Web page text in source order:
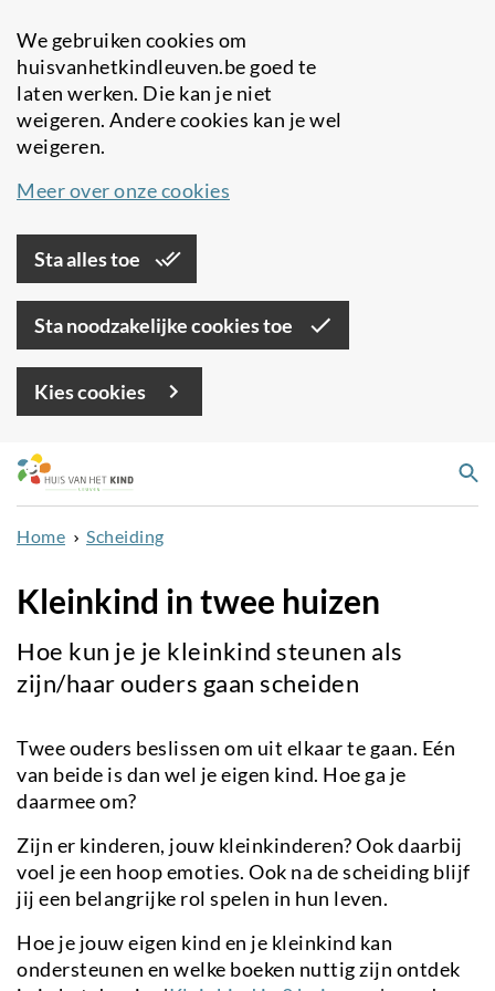
We gebruiken cookies om
huisvanhetkindleuven.be goed te
laten werken. Die kan je niet
weigeren. Andere cookies kan je wel
weigeren.
Meer over onze cookies
Sta alles toe
Sta noodzakelijke cookies toe
Kies cookies
Overslaan
en
naar
de
gaan
Home Scheiding
Kleinkind in twee huizen
Hoe kun je je kleinkind steunen als
zijn/haar ouders gaan scheiden
Twee ouders beslissen om uit elkaar te gaan. Eén
van beide is dan wel je eigen kind. Hoe ga je
daarmee om?
Zijn er kinderen, jouw kleinkinderen? Ook daarbij
voel je een hoop emoties. Ook na de scheiding blijf
jij een belangrijke rol spelen in hun leven.
Hoe je jouw eigen kind en je kleinkind kan
ondersteunen en welke boeken nuttig zijn ontdek